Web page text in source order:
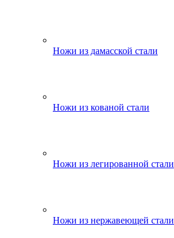
Ножи из дамасской стали
Ножи из кованой стали
Ножи из легированной стали
Ножи из нержавеющей стали